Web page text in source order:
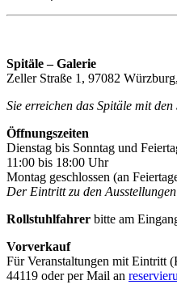
Spitäle – Galerie
Zeller Straße 1, 97082
Sie erreichen das Spitäle mit
Öffnungszeiten
Dienstag bis Sonntag und
11:00 bis 18:00 Uhr
Montag geschlossen (an
Der Eintritt zu den
Rollstuhlfahrer bitte am
Vorverkauf
Für Veranstaltungen mit Eintritt
44119 oder per Mail an